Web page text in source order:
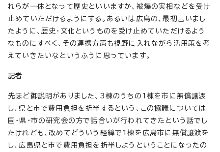
れらが一体となって歴史といいますか、被爆の実相などを受け
止めていただけるようにする。あるいは広島の、最初言いまし
たように、歴史・文化というものを受け止めていただけるよう
なものにすべく、その連携方策も視野に入れながら活用策を考
えていきたいなというふうに思っています。
記者
先ほど御説明がありました、3棟のうちの1棟を市に無償譲渡
し、県と市で費用負担を折半するという、この協議については
国・県・市の研究会の方で話合いが行われてきたという話でし
たけれども、改めてどういう経緯で1棟を広島市に無償譲渡を
し、広島県と市で費用負担を折半しようということになったの